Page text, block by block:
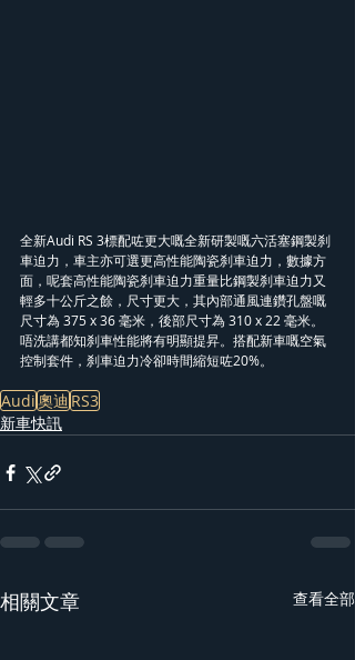
全新Audi RS 3標配咗更大嘅全新研製嘅六活塞鋼製刹
車迫力，車主亦可選更高性能陶瓷刹車迫力，數據方
面，呢套高性能陶瓷刹車迫力重量比鋼製刹車迫力又
輕多十公斤之餘，尺寸更大，其內部通風連鑽孔盤嘅
尺寸為 375 x 36 毫米，後部尺寸為 310 x 22 毫米。
唔洗講都知刹車性能將有明顯提昇。搭配新車嘅空氣
控制套件，刹車迫力冷卻時間縮短咗20%。
Audi奧迪 RS3
新車快訊
相關文章 查看全部